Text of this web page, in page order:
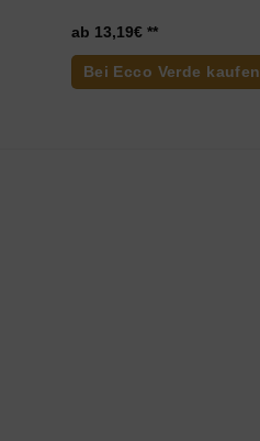
13,19€
Bei Ecco Verde kaufen